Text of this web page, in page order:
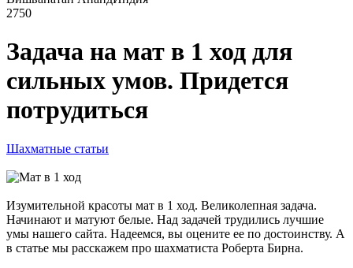
2750
Задача на мат в 1 ход для
сильных умов. Придется
потрудиться
Шахматные статьи
Изумительной красоты мат в 1 ход. Великолепная задача.
Начинают и матуют белые. Над задачей трудились лучшие
умы нашего сайта. Надеемся, вы оцените ее по достоинству. А
в статье мы расскажем про шахматиста Роберта Бирна.